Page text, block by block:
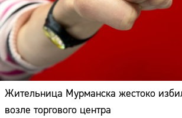
Жительница Мурманска жестоко
возле торгового центра